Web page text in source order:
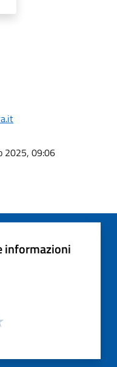
2025, 09:06
informazioni